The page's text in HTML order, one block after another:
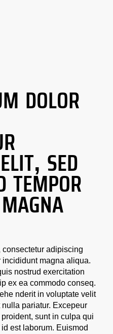
DOLOR
SED
TEMPOR
consectetur adipiscing
magna aliqua.
nostrud exercitation
ex ea commodo conseq.
nderit in voluptate velit
pariatur. Excepeur
sunt in culpa qui
est laborum. Euismod